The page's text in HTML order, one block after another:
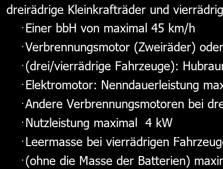
Fahrschule Tech, Fahrschule, Fahrschule Tech,
dreirädrige Kleinkrafträder und
Einer bbH von maximal 45 km/h
Verbrennungsmotor (Zweiräder)
(drei/vierrädrige Fahrzeuge):
Elektromotor: Nenndauerleistung
Andere Verbrennungsmotoren bei
Nutzleistung maximal  4 kW
Leermasse bei vierrädrigen
(ohne die Masse der Batterien)
Fahrschule Tech,